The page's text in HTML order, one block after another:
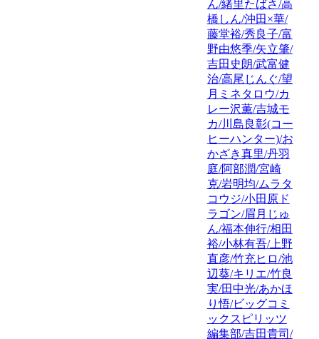
ん/緒里たばさ/高
橋しん/沖田×華/
藤堂裕/秀良子/富
野由悠季/矢立肇/
吉田史朗/武富健
治/高尾じんぐ/望
月ミネタロウ/カ
レー沢薫/吉城モ
カ/川島良彰(コー
ヒーハンター)/お
かざき真里/丹羽
庭/阿部潤/宮崎
克/岩明均/ムラタ
コウジ/小田原ド
ラゴン/眉月じゅ
ん/福本伸行/相田
裕/小林有吾/上野
直彦/竹充ヒロ/池
辺葵/キリエ/竹良
実/田中光/あかほ
り悟/ビッグコミ
ックスピリッツ
編集部/吉田貴司/